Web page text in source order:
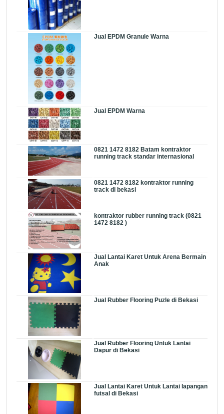
Jual EPDM Granule Warna
Jual EPDM Warna
0821 1472 8182 Batam kontraktor
running track standar internasional
0821 1472 8182 kontraktor running
track di bekasi
kontraktor rubber running track (0821
1472 8182 )
Jual Lantai Karet Untuk Arena Bermain
Anak
Jual Rubber Flooring Puzle di Bekasi
Jual Rubber Flooring Untuk Lantai
Dapur di Bekasi
Jual Lantai Karet Untuk Lantai lapangan
futsal di Bekasi